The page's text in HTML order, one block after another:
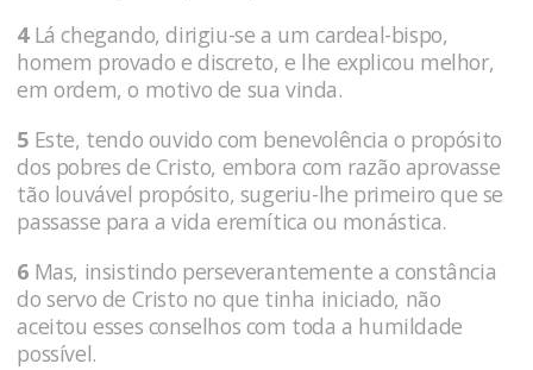
4Lá chegando, dirigiu-se a um cardeal-bispo,
homem provado e dis­creto, e lhe explicou melhor,
em ordem, o motivo de sua vinda.
5 Este, tendo ouvido com benevolência o propósito
dos pobres de Cristo, embora com razão aprovasse
tão louvável propósito, sugeriu-lhe primeiro que se
passasse para a vida eremíti­ca ou monástica.
6 Mas, insistindo perseverantemente a constância
do servo de Cristo no que tinha iniciado, não
aceitou esses conselhos com toda a humildade
possível.